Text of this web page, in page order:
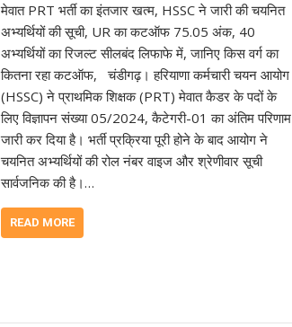
मेवात PRT भर्ती का इंतजार खत्म, HSSC ने जारी की चयनित
अभ्यर्थियों की सूची, UR का कटऑफ 75.05 अंक, 40
अभ्यर्थियों का रिजल्ट सीलबंद लिफाफे में, जानिए किस वर्ग का
कितना रहा कटऑफ, चंडीगढ़। हरियाणा कर्मचारी चयन आयोग
(HSSC) ने प्राथमिक शिक्षक (PRT) मेवात कैडर के पदों के
लिए विज्ञापन संख्या 05/2024, कैटेगरी-01 का अंतिम परिणाम
जारी कर दिया है। भर्ती प्रक्रिया पूरी होने के बाद आयोग ने
चयनित अभ्यर्थियों की रोल नंबर वाइज और श्रेणीवार सूची
सार्वजनिक की है।…
READ MORE